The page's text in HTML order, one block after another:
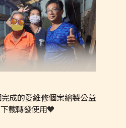
成的愛維修個案繪製公益
載轉發使用🧡